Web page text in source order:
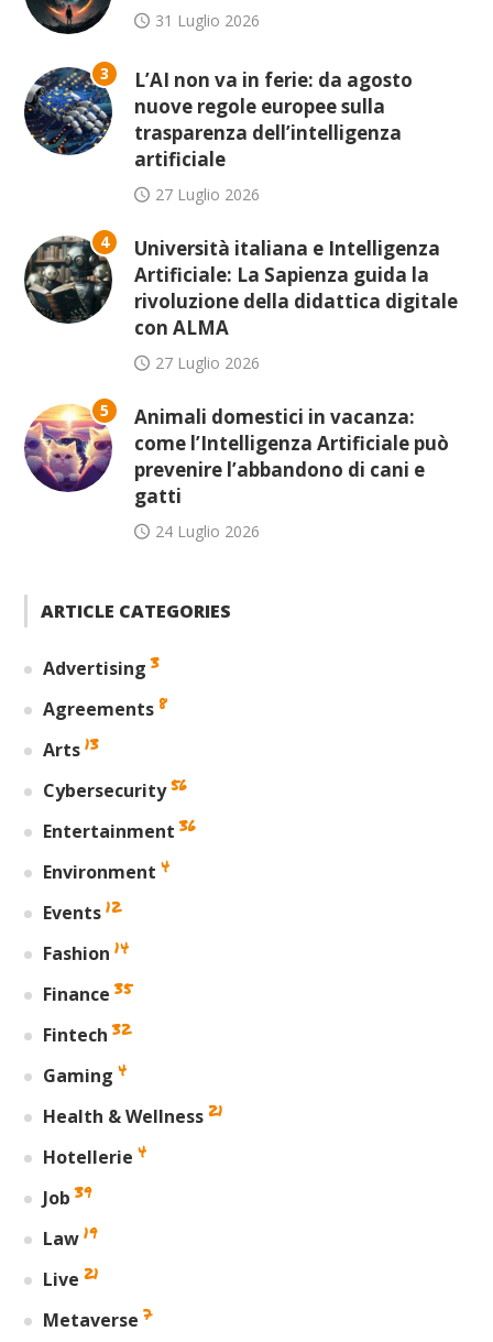
31 Luglio 2026
3
L’AI non va in ferie: da agosto
nuove regole europee sulla
trasparenza dell’intelligenza
artificiale
27 Luglio 2026
4
Università italiana e Intelligenza
Artificiale: La Sapienza guida la
rivoluzione della didattica digitale
con ALMA
27 Luglio 2026
5
Animali domestici in vacanza:
come l’Intelligenza Artificiale può
prevenire l’abbandono di cani e
gatti
24 Luglio 2026
ARTICLE CATEGORIES
Advertising 3
Agreements 8
Arts 13
Cybersecurity 56
Entertainment 36
Environment 4
Events 12
Fashion 14
Finance 35
Fintech 32
Gaming 4
Health & Wellness 21
Hotellerie 4
Job 39
Law 19
Live 21
Metaverse 7